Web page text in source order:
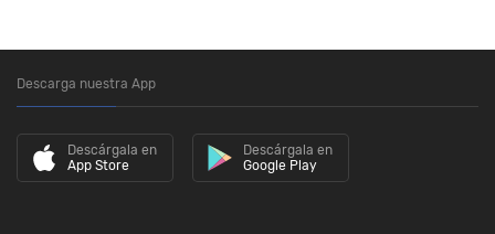
Descarga nuestra App
Descárgala en
App Store
Descárgala en
Google Play